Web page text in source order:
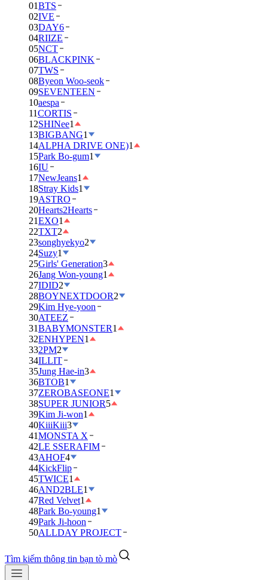
01BTS
02IVE
03DAY6
04RIIZE
05NCT
06BLACKPINK
07TWS
08Byeon Woo-seok
09SEVENTEEN
10aespa
11CORTIS
12SHINee1
13BIGBANG1
14ALPHA DRIVE ONE)1
15Park Bo-gum1
16IU
17NewJeans1
18Stray Kids1
19ASTRO
20Hearts2Hearts
21EXO1
22TXT2
23songhyekyo2
24Suzy1
25Girls' Generation3
26Jang Won-young1
27IDID2
28BOYNEXTDOOR2
29Kim Hye-yoon
30ATEEZ
31BABYMONSTER1
32ENHYPEN1
332PM2
34ILLIT
35Jung Hae-in3
36BTOB1
37ZEROBASEONE1
38SUPER JUNIOR5
39Kim Ji-won1
40KiiiKiii3
41MONSTA X
42LE SSERAFIM
43AHOF4
44KickFlip
45TWICE1
46AND2BLE1
47Red Velvet1
48Park Bo-young1
49Park Ji-hoon
50ALLDAY PROJECT
Tìm kiếm thông tin bạn tò mò